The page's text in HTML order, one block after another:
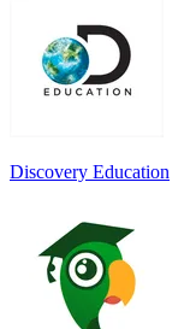
Discovery Education